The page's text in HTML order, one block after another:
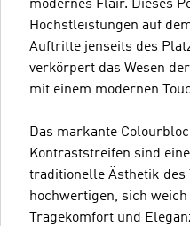
modernes Flair. Dieses
Höchstleistungen auf
Auftritte jenseits des
verkörpert das Wesen
mit einem modernen
Das markante
Kontraststreifen sind
traditionelle Ästhetik des
hochwertigen, sich
Tragekomfort und